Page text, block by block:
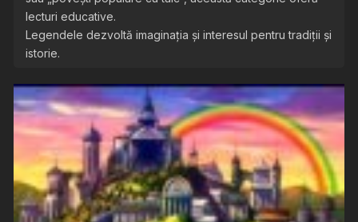
lecturi educative.
Legendele dezvoltă imaginația și interesul pentru tradiții și
istorie.